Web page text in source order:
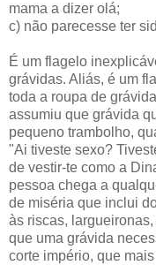
mama a dizer olá;
c) não parecesse ter
É um flagelo
grávidas. Aliás, é um
toda a roupa de
assumiu que grávida
pequeno trambolho,
"Ai tiveste sexo?
de vestir-te como a
pessoa chega a
de miséria que inclui
às riscas,
que uma grávida
corte império, que